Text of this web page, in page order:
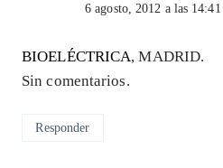
6 agosto, 2012 a las 14:41
BIOELÉCTRICA, MADRID.
Sin comentarios.
Responder